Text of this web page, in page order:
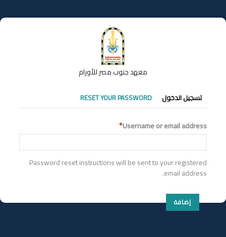
إلى
المحتوى
معهد جنوب مصر للأورام
التبويبات
الأساسية
تسجيل الدخول RESET YOUR PASSWORD
Username or email address
Password reset instructions will be sent to your registered
email address.